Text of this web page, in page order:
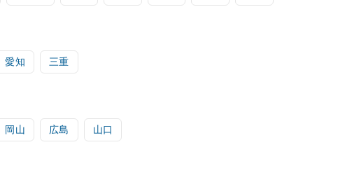
愛知 三重
岡山 広島 山口